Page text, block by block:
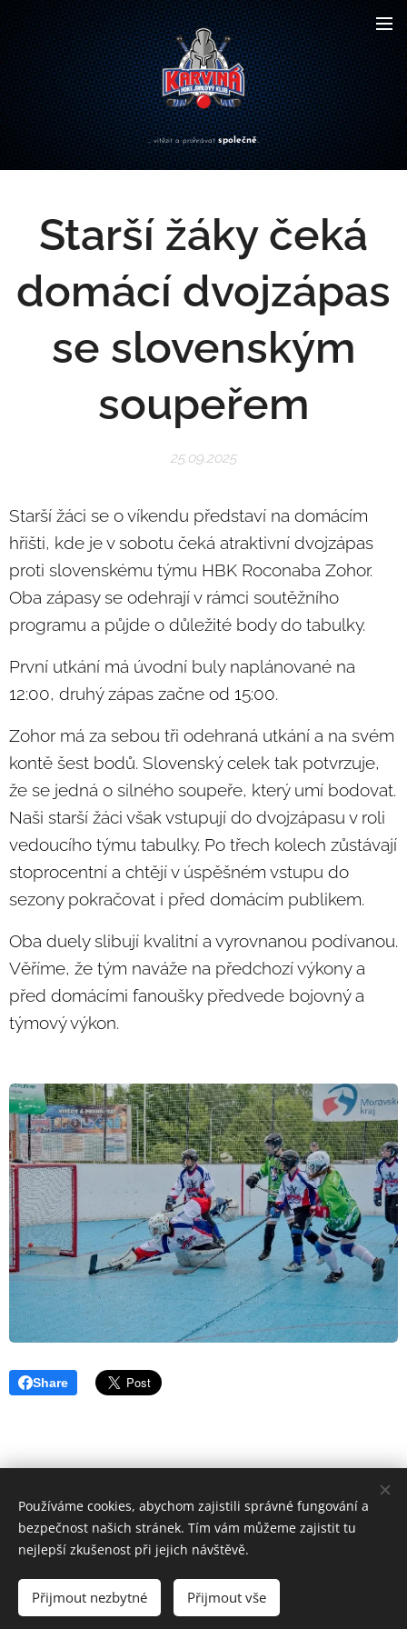
... vítězit a prohrávatspolečně...
Starší žáky čeká
domácí dvojzápas
se slovenským
soupeřem
25.09.2025
Starší žáci se o víkendu představí na domácím
hřišti, kde je v sobotu čeká atraktivní dvojzápas
proti slovenskému týmu HBK Roconaba Zohor.
Oba zápasy se odehrají v rámci soutěžního
programu a půjde o důležité body do tabulky.
První utkání má úvodní buly naplánované na
12:00, druhý zápas začne od 15:00.
Zohor má za sebou tři odehraná utkání a na svém
kontě šest bodů. Slovenský celek tak potvrzuje,
že se jedná o silného soupeře, který umí bodovat.
Naši starší žáci však vstupují do dvojzápasu v roli
vedoucího týmu tabulky. Po třech kolech zůstávají
stoprocentní a chtějí v úspěšném vstupu do
sezony pokračovat i před domácím publikem.
Oba duely slibují kvalitní a vyrovnanou podívanou.
Věříme, že tým naváže na předchozí výkony a
před domácími fanoušky předvede bojovný a
týmový výkon.
Share
SÍDLO: Majakovského 2098, Karviná-Mizerov, 734 01, IČO:
44738510, Č.Ú: 66633791/0100
© 2020 Hokejbalový klub Karviná, spolek. Všechna práva
vyhrazena.
Cookies
Používáme cookies, abychom zajistili správné fungování a
bezpečnost našich stránek. Tím vám můžeme zajistit tu
nejlepší zkušenost při jejich návštěvě.
Přijmout nezbytné Přijmout vše